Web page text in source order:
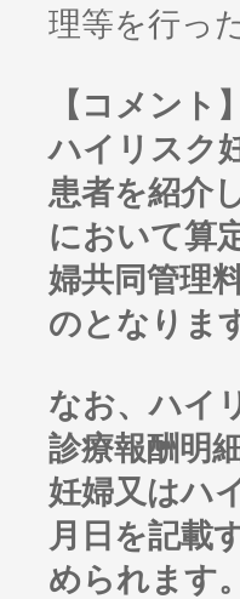
理等を行っ
【コメント】
ハイリスク
患者を紹介
において算
婦共同管理
のとなりま
なお、ハイ
診療報酬明
妊婦又はハ
月日を記載
められます。